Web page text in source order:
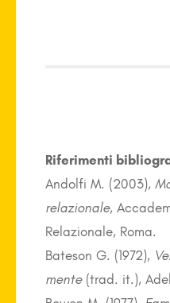
Riferimenti
Andolfi M. (2003),
relazionale,
Relazionale, Roma.
Bateson G. (1972),
mente(trad. it.),